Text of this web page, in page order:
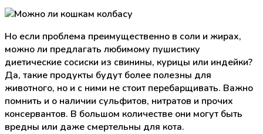
Но если проблема преимущественно в соли и жирах,
можно ли предлагать любимому пушистику
диетические сосиски из свинины, курицы или индейки?
Да, такие продукты будут более полезны для
животного, но и с ними не стоит перебарщивать. Важно
помнить и о наличии сульфитов, нитратов и прочих
консервантов. В большом количестве они могут быть
вредны или даже смертельны для кота.